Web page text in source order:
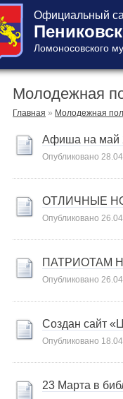
Официальный
Ломоносовского
Молодежная
Главная » Молодежная
Афиша на май
Опубликовано
ОТЛИЧНЫЕ
Опубликовано
ПАТРИОТАМ
Опубликовано
Создан сайт
Опубликовано
23 Марта в